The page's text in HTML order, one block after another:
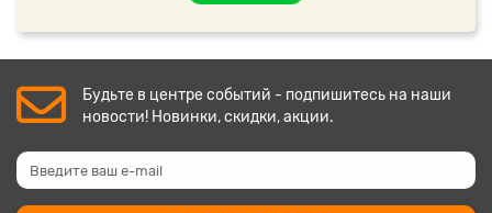
Будьте в центре событий - подпишитесь на наши
новости! Новинки, скидки, акции.